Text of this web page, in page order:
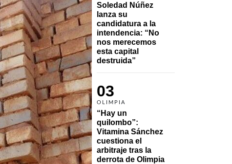
Soledad Núñez
lanza su
candidatura a la
intendencia: “No
nos merecemos
esta capital
destruida”
03
OLIMPIA
“Hay un
quilombo”:
Vitamina Sánchez
cuestiona el
arbitraje tras la
derrota de Olimpia